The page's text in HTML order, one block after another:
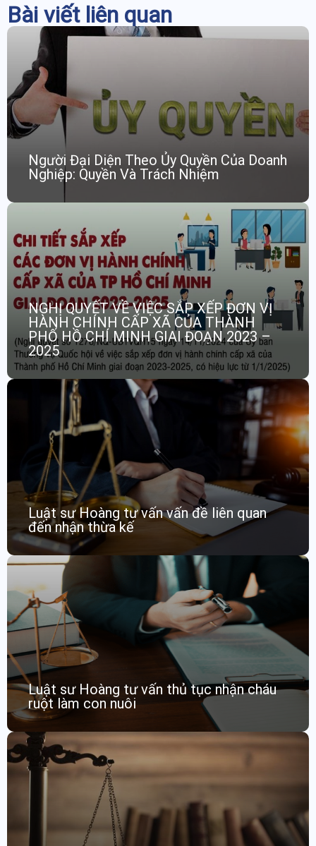
Bài viết liên quan
Người Đại Diện Theo Ủy Quyền Của Doanh
Nghiệp: Quyền Và Trách Nhiệm
NGHỊ QUYẾT VỀ VIỆC SẮP XẾP ĐƠN VỊ
HÀNH CHÍNH CẤP XÃ CỦA THÀNH
PHỐ HỒ CHÍ MINH GIAI ĐOẠN 2023 –
2025
Luật sư Hoàng tư vấn vấn đề liên quan
đến nhận thừa kế
Luật sư Hoàng tư vấn thủ tục nhận cháu
ruột làm con nuôi